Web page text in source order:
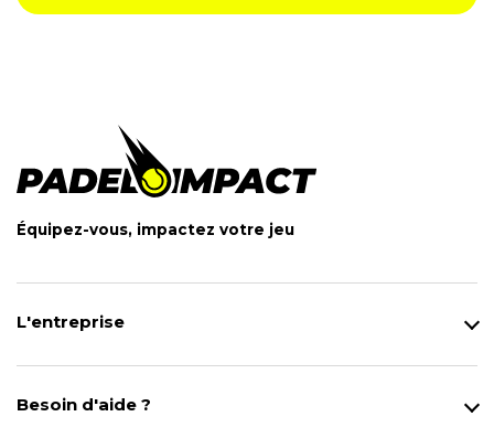
Équipez-vous, impactez votre jeu
L'entreprise
Besoin d'aide ?